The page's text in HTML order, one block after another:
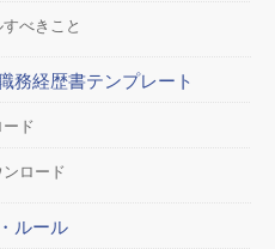
べきこと
務経歴書テンプレート
ド
ロード
ルール